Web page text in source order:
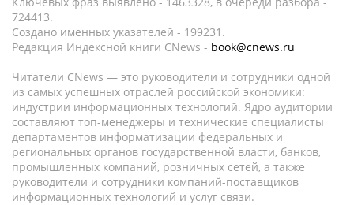
724413.
Создано именных указателей - 199231.
Редакция Индексной книги CNews - book@cnews.ru
Читатели CNews — это руководители и сотрудники одной
из самых успешных отраслей российской экономики:
индустрии информационных технологий. Ядро аудитории
составляют топ-менеджеры и технические специалисты
департаментов информатизации федеральных и
региональных органов государственной власти, банков,
промышленных компаний, розничных сетей, а также
руководители и сотрудники компаний-поставщиков
информационных технологий и услуг связи.